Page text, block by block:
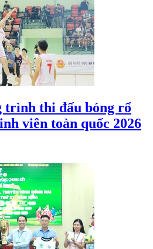
trình thi đấu bóng rổ
viên toàn quốc 2026